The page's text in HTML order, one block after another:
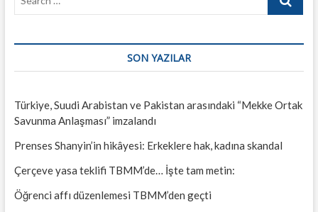
SON YAZILAR
Türkiye, Suudi Arabistan ve Pakistan arasındaki “Mekke Ortak
Savunma Anlaşması” imzalandı
Prenses Shanyin’in hikâyesi: Erkeklere hak, kadına skandal
Çerçeve yasa teklifi TBMM’de… İşte tam metin:
Öğrenci affı düzenlemesi TBMM’den geçti